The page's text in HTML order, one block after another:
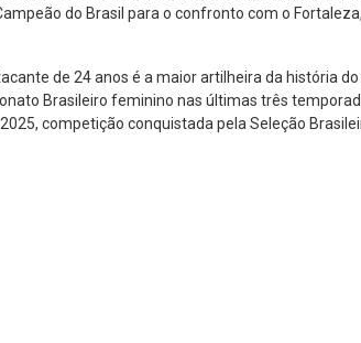
do Brasil para o confronto com o
de 24 anos é a maior artilheira da história
Brasileiro feminino nas últimas três
competição conquistada pela Seleção